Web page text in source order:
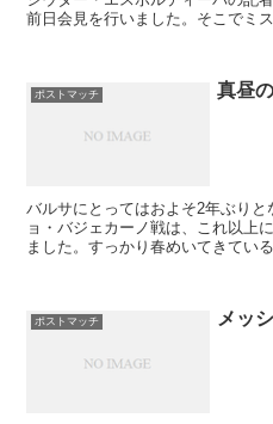
前日会見を行いました。そこでミ
時も次の試合に意識を集中させ、
シコも近づいたりとそわそわし始
バンテ戦に完全集中すべしとのル
ポストマッチ 真昼
バルサにとってはおよそ2年ぶり
ョ・バジェカーノ戦は、これ以上
ました。すっかり春めいてきてい
アイドルたちの活躍を心待ちにカ
レスのドブレッテなどにより、パ
サン・マメスで敗れていたレアル
ポストマッチ メッ